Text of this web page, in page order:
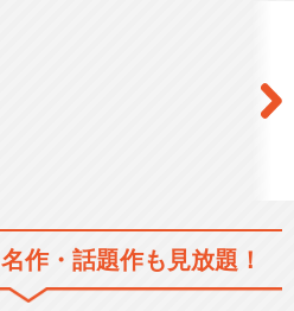
食戟のソーマ 餐ノ皿「遠月列
車篇」
名作・話題作も見放題！